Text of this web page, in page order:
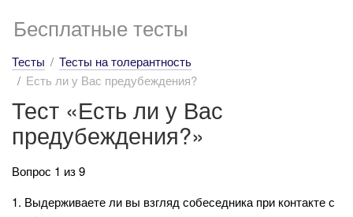
Бесплатные тесты
Тесты
Тесты на толерантность
Есть ли у Вас предубеждения?
Тест «Есть ли у Вас
предубеждения?»
Вопрос 1 из 9
1. Выдерживаете ли вы взгляд собеседника при контакте с